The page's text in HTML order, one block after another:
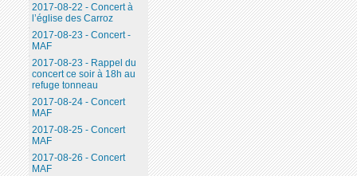
2017-08-22 - Concert à
l’église des Carroz
2017-08-23 - Concert -
MAF
2017-08-23 - Rappel du
concert ce soir à 18h au
refuge tonneau
2017-08-24 - Concert
MAF
2017-08-25 - Concert
MAF
2017-08-26 - Concert
MAF